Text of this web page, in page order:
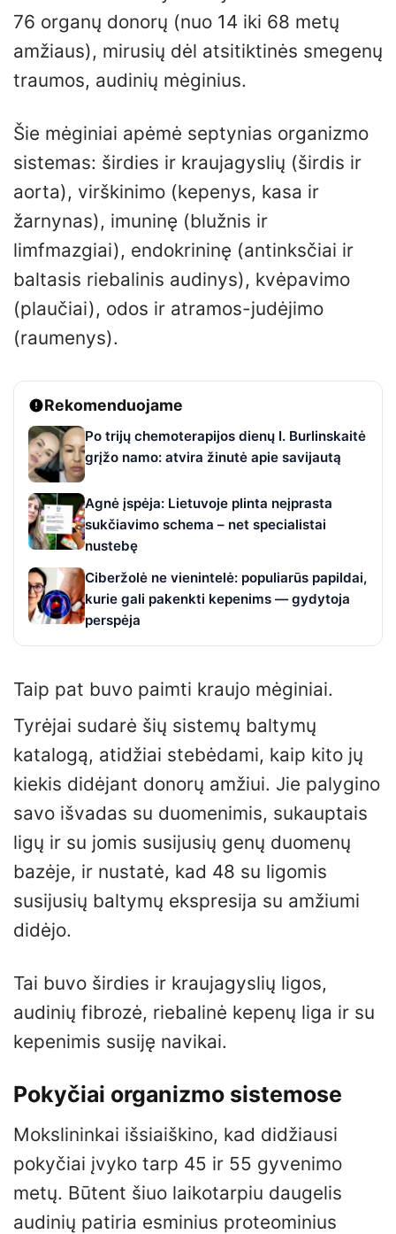
76 organų donorų (nuo 14 iki 68 metų
amžiaus), mirusių dėl atsitiktinės smegenų
traumos, audinių mėginius.
Šie mėginiai apėmė septynias organizmo
sistemas: širdies ir kraujagyslių (širdis ir
aorta), virškinimo (kepenys, kasa ir
žarnynas), imuninę (blužnis ir
limfmazgiai), endokrininę (antinksčiai ir
baltasis riebalinis audinys), kvėpavimo
(plaučiai), odos ir atramos-judėjimo
(raumenys).
Rekomenduojame
Po trijų chemoterapijos dienų I. Burlinskaitė
grįžo namo: atvira žinutė apie savijautą
Agnė įspėja: Lietuvoje plinta neįprasta
sukčiavimo schema – net specialistai
nustebę
Ciberžolė ne vienintelė: populiarūs papildai,
kurie gali pakenkti kepenims — gydytoja
perspėja
Taip pat buvo paimti kraujo mėginiai.
Tyrėjai sudarė šių sistemų baltymų
katalogą, atidžiai stebėdami, kaip kito jų
kiekis didėjant donorų amžiui. Jie palygino
savo išvadas su duomenimis, sukauptais
ligų ir su jomis susijusių genų duomenų
bazėje, ir nustatė, kad 48 su ligomis
susijusių baltymų ekspresija su amžiumi
didėjo.
Tai buvo širdies ir kraujagyslių ligos,
audinių fibrozė, riebalinė kepenų liga ir su
kepenimis susiję navikai.
Pokyčiai organizmo sistemose
Mokslininkai išsiaiškino, kad didžiausi
pokyčiai įvyko tarp 45 ir 55 gyvenimo
metų. Būtent šiuo laikotarpiu daugelis
audinių patiria esminius proteominius